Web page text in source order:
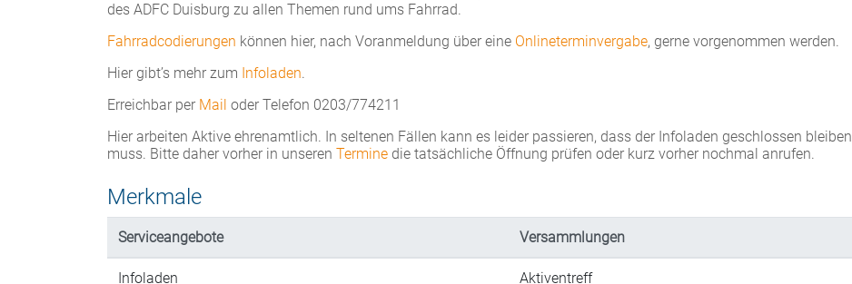
des ADFC Duisburg zu allen Themen rund ums Fahrrad.
Fahrradcodierungen können hier, nach Voranmeldung über eine Onlineterminvergabe, gerne vorgenommen werden.
Hier gibt’s mehr zum Infoladen.
Erreichbar per Mail oder Telefon 0203/774211
Hier arbeiten Aktive ehrenamtlich. In seltenen Fällen kann es leider passieren, dass der Infoladen geschlossen bleiben
muss. Bitte daher vorher in unseren Termine die tatsächliche Öffnung prüfen oder kurz vorher nochmal anrufen.
Merkmale
Serviceangebote Versammlungen
Infoladen
Aktiventreff